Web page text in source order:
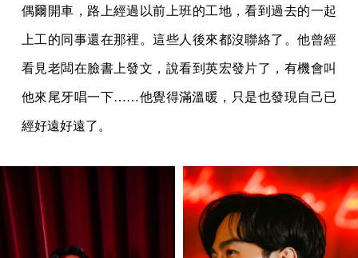
偶爾開車，路上經過以前上班的工地，看到過去的一起
上工的同事還在那裡。這些人後來都沒聯絡了。他曾經
看見老闆在臉書上發文，說看到英宏發片了，有機會叫
他來尾牙唱一下……他覺得滿溫暖，只是也發現自己已
經好遠好遠了。